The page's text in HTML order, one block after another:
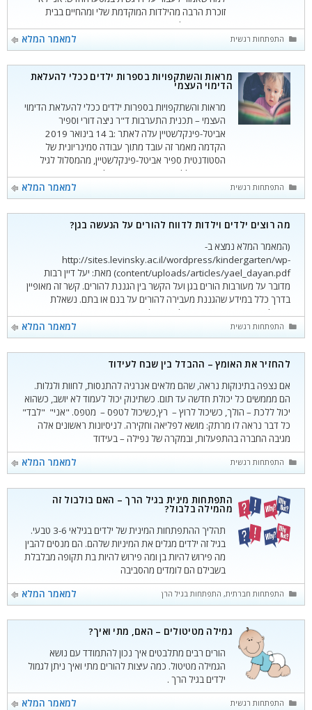
זוכרת הרבה מהילדות המוקדמת שלי ומהחיים בבית
הספר, זכור לי רק שהייתי די ביישנית בגן ובבית הספר,
למאמר המלא קטגוריות
התפתחות רגשית
מראות והשתקפויות בספרות ילדים ככלי להעלאת
הדימוי העצמי
מראות והשתקפויות בספרות ילדים ככלי להעלאת הדימוי
העצמי – תכנית התערבות ד"ר ניצה דורי וספיר
אביטל-פינקלשטיין עלה לאתר :ב 14 בינואר 2019
הקדמה מאמר זה עובד מתוך עבודה סמינריונית של
הסטודנטית ספיר אביטל-פינקלשטיין, מהמסלול לגיל
הרך, המכללה האקדמית הדתית לחינוך "שאנן" בחיפה,
במסגרת לימודיה את הסמינריון "אוריינות הספר"
בהנחיית ד"ר ניצה דורי בשנת הלימודים תשע"ח.
למאמר המלא קטגוריות
התפתחות רגשית
מה רוצים ילדים וילדות לדווח להורים על הנעשה בגן?
(המאמר המלא נמצא ב-
http://sites.levinsky.ac.il/wordpress/kindergarten/wp-
content/uploads/articles/yael_dayan.pdf) מאת: יעל דיין רבות
מדובר על מעורבות הורים בגן ועל הקשר בין הגננת להורים. קשר זה מאופיין
בדרך כלל במידע שהגננת מעבירה להורים על בנם או בתם. נשאלת
השאלה איזה מידע ראוי וחשוב להעביר להורים? הציפייה היא שהגננת
תשתף את ההורים במתרחש בגן, בעיקר בנוגע לבנם או בתם. קיימים אין
למאמר המלא קטגוריות
התפתחות רגשית
להחזיר את האומץ – ההבדל בין שבח לעידוד
אם נצפה בתינוקות נראה, שהם מלאים אנרגיה להתנסות, לחוות ולגלות.
הם מממשים כל יכולת חדשה עד תום. כשתינוק יכול לעמוד לא יושב, כשהוא
יכול ללכת – הולך, כשיכול לרוץ – רץ,כשיכול לטפס – מטפס. "אני" "לבד"
כל דבר נראה לו מרתק: מושא לפליאה וחקירה. לניסיונות ראשונים אלה
מגיבה החברה בהתפעלות, ובמקרה של נפילה – בעידוד
למאמר המלא
קטגוריות
התפתחות רגשית
התפתחות מינית בגיל הרך – האם בולבול זה
מהמילה בלבול?
תהליך ההתפתחות המינית של ילדים בגילאי 3-6 טבעי.
בגיל זה ילדים מגלים את המיניות שלהם. הם מנסים להבין
מה פירוש להיות בן ומה פירוש להיות בת תקופה מבלבלת
בשבילם הם לומדים מהסביבה
למאמר המלא
קטגוריות
התפתחות חברתית, התפתחות בגיל הרך
גמילה מטיטולים – האם, מתי ואיך?
הורים רבים מתלבטים איך נכון להתמודד עם נושא
הגמילה מטיטול. כמה עיצות להורים מתי ואיך ניתן לגמול
ילדים בגיל הרך .
למאמר המלא
קטגוריות
התפתחות רגשית